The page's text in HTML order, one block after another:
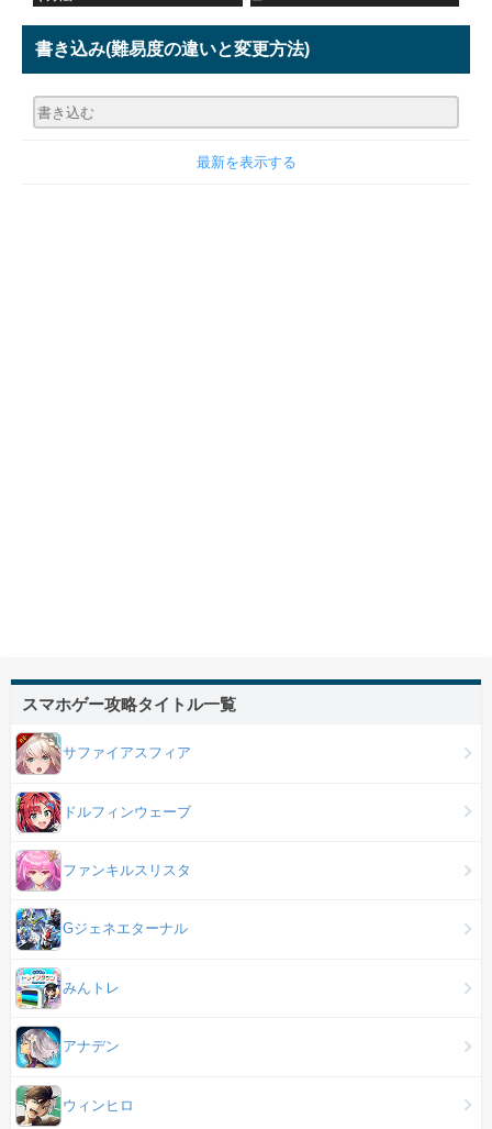
書き込み(難易度の違いと変更方法)
最新を表示する
スマホゲー攻略タイトル一覧
サファイアスフィア
ドルフィンウェーブ
ファンキルスリスタ
Gジェネエターナル
みんトレ
アナデン
ウィンヒロ